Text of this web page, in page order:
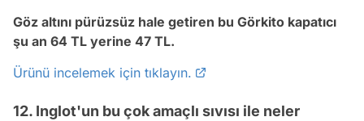
Göz altını pürüzsüz hale getiren bu Görkito kapatıcı
şu an 64 TL yerine 47 TL.
Ürünü incelemek için tıklayın.
12. Inglot'un bu çok amaçlı sıvısı ile neler